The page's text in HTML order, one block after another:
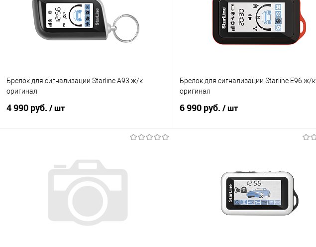
Брелок для сигнализации Starline A93 ж/к
оригинал
4 990 руб. / шт
Купить в 1 клик
Сравнение
Под заказ
Брелок для сигнализации Starline E96 ж/к
оригинал
6 990 руб. / шт
Купить в 1 клик
Сравнение
Под заказ